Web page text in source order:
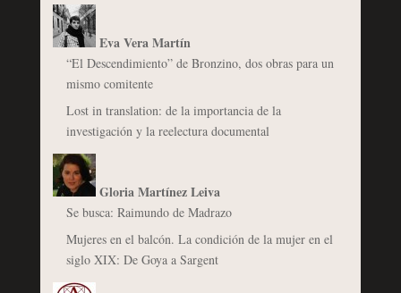
Eva Vera Martín
“El Descendimiento” de Bronzino, dos obras para un
mismo comitente
Lost in translation: de la importancia de la
investigación y la reelectura documental
Gloria Martínez Leiva
Se busca: Raimundo de Madrazo
Mujeres en el balcón. La condición de la mujer en el
siglo XIX: De Goya a Sargent